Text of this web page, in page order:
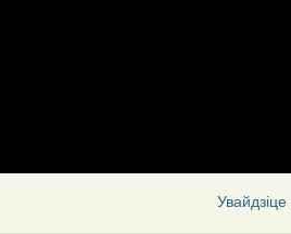
Увайдзіце